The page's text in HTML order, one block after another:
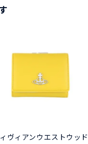
ヴィアンウエストウッド